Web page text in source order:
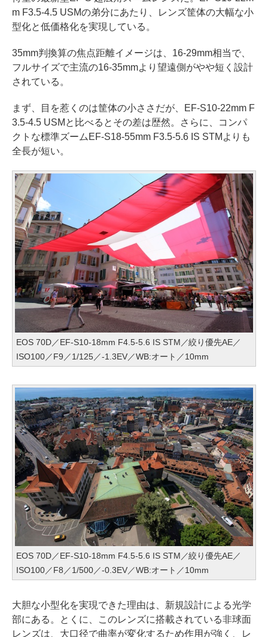
m F3.5-4.5 USMの弟分にあたり、レンズ筐体の大幅な小
型化と低価格化を実現している。
35mm判換算の焦点距離イメージは、16-29mm相当で、
フルサイズで主流の16-35mmより望遠側がやや短く設計
されている。
まず、目を惹くのは筐体の小ささだが、EF-S10-22mm F
3.5-4.5 USMと比べるとその差は歴然。さらに、コンパ
クトな標準ズームEF-S18-55mm F3.5-5.6 IS STMよりも
全長が短い。
EOS 70D／EF-S10-18mm F4.5-5.6 IS STM／絞り優先AE／
ISO100／F9／1/125／-1.3EV／WB:オート／10mm
EOS 70D／EF-S10-18mm F4.5-5.6 IS STM／絞り優先AE／
ISO100／F8／1/500／-0.3EV／WB:オート／10mm
大胆な小型化を実現できた理由は、新規設計による光学
部にある。とくに、このレンズに搭載されている非球面
レンズは、大口径で曲率が変化するため作用が強く、レ